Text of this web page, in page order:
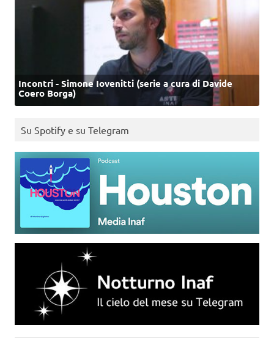
Incontri - Simone Iovenitti (serie a cura di Davide
Coero Borga)
Su Spotify e su Telegram